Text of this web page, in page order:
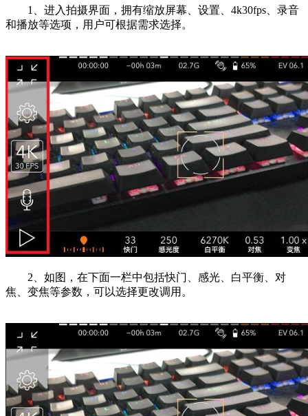
1、进入拍摄界面，拥有缩放屏幕、设置、4k30fps、录音
和播放等选项，用户可根据需求选择。
2、如图，在下面一栏中包括快门、感光、白平衡、对
焦、变焦等参数，可以选择更改调用。